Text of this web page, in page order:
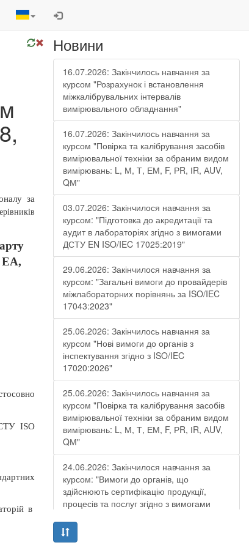
за
ЕА,
ISO
в
Новини
16.07.2026: Закінчилось навчання за
курсом "Розрахунок і встановлення
міжкалібрувальних інтервалів
вимірювального обладнання"
16.07.2026: Закінчилось навчання за
курсом "Повірка та калібрування засобів
вимірювальної техніки за обраним видом
вимірювань: L, М, Т, ЕМ, F, РR, ІR, АUV,
QМ"
03.07.2026: Закінчилося навчання за
курсом: "Підготовка до акредитації та
аудит в лабораторіях згідно з вимогами
ДСТУ EN ISO/IEC 17025:2019"
29.06.2026: Закінчилося навчання за
курсом: "Загальні вимоги до провайдерів
міжлабораторних порівнянь за ISO/IEC
17043:2023"
25.06.2026: Закінчилось навчання за
курсом "Нові вимоги до органів з
інспектування згідно з ISO/IEC
17020:2026"
25.06.2026: Закінчилось навчання за
курсом "Повірка та калібрування засобів
вимірювальної техніки за обраним видом
вимірювань: L, М, Т, ЕМ, F, РR, ІR, АUV,
QМ"
24.06.2026: Закінчилося навчання за
курсом: "Вимоги до органів, що
здійснюють сертифікацію продукції,
процесів та послуг згідно з вимогами
19.06.2026: Закінчилося навчання за